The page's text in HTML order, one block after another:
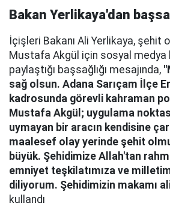
Bakan Yerlikaya'dan
İçişleri Bakanı Ali Yerlikaya, şehit
Mustafa Akgül için sosyal medya
paylaştığı başsağlığı mesajında,
sağ olsun. Adana Sarıçam İlçe
kadrosunda görevli kahraman
Mustafa Akgül; uygulama
uymayan bir aracın kendisine
maalesef olay yerinde şehit
büyük. Şehidimize Allah'tan
emniyet teşkilatımıza ve
diliyorum. Şehidimizin makamı
kullandı